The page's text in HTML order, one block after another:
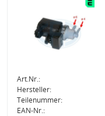
Art.Nr.:
Hersteller:
Teilenummer:
EAN-Nr.: